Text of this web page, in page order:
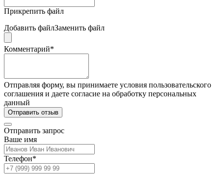
Прикрепить файл
Добавить файлЗаменить файл
Комментарий*
Отправляя форму, вы принимаете условия пользовательского
соглашения и даете согласие на обработку персональных
данный
Отправить отзыв
Отправить запрос
Ваше имя
Телефон*